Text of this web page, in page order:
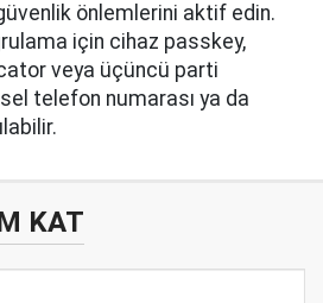
önlemlerini aktif edin.
için cihaz passkey,
veya üçüncü parti
telefon numarası ya da
KAT